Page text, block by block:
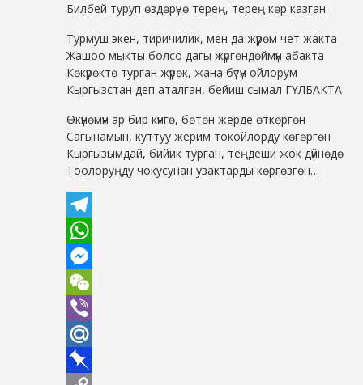
Билбей туруп өздөрүнө терең, терең көр казган.
Турмуш экен, тиричилик, мен да жүрөм чет жакта
Жашоо мыкты болсо дагы жүргөндөймүн абакта
Көкүрөктө турган жүрөк, жана бүтүн ойлорум
Кыргызстан деп аталган, бейиш сымал ГҮЛБАКТА
Өкүнөмүн ар бир күнгө, бөтөн жерде өткөргөн
Сагынамын, куттуу жерим токойлорду көгөргөн
Кыргызымдай, бийик турган, теңдеши жок дүйнөдө
Тоолоруңду чокусунан узактарды көргөзгөн…
Telegram
WhatsApp
Messenger
WeChat
Viber
Mail.Ru